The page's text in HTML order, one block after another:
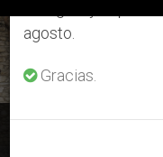
ÚLTIMAS NOTICIAS
agosto.
Gracias.